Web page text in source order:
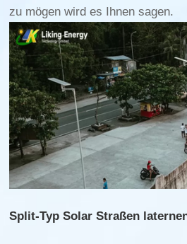
zu mögen wird es Ihnen sagen.
Split-Typ Solar Straßen